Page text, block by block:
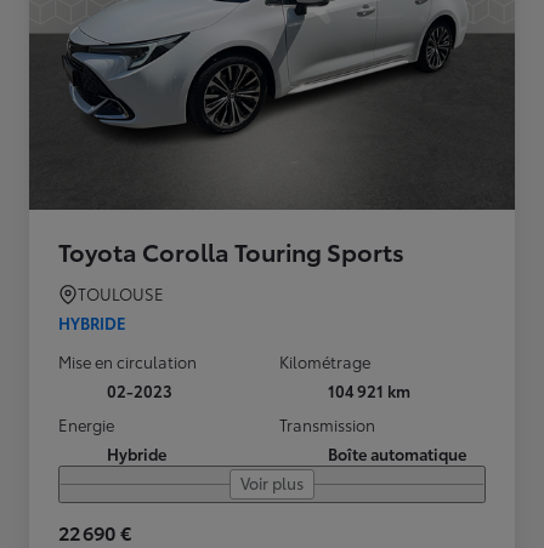
Toyota Corolla Touring Sports
TOULOUSE
HYBRIDE
Mise en circulation
02-2023
Kilométrage
104 921 km
Energie
Hybride
Transmission
Boîte automatique
Voir plus
22 690 €